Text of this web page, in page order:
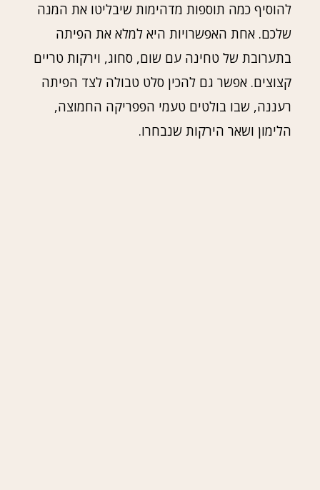
להוסיף כמה תוספות מדהימות שיבליטו את המנה
שלכם. אחת האפשרויות היא למלא את הפיתה
בתערובת של טחינה עם שום, סחוג, וירקות טריים
קצוצים. אפשר גם להכין סלט טבולה לצד הפיתה
רעננה, שבו בולטים טעמי הפפריקה החמוצה,
הלימון ושאר הירקות שנבחרו.